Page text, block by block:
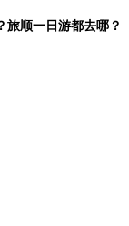
旅顺一日游都去哪？